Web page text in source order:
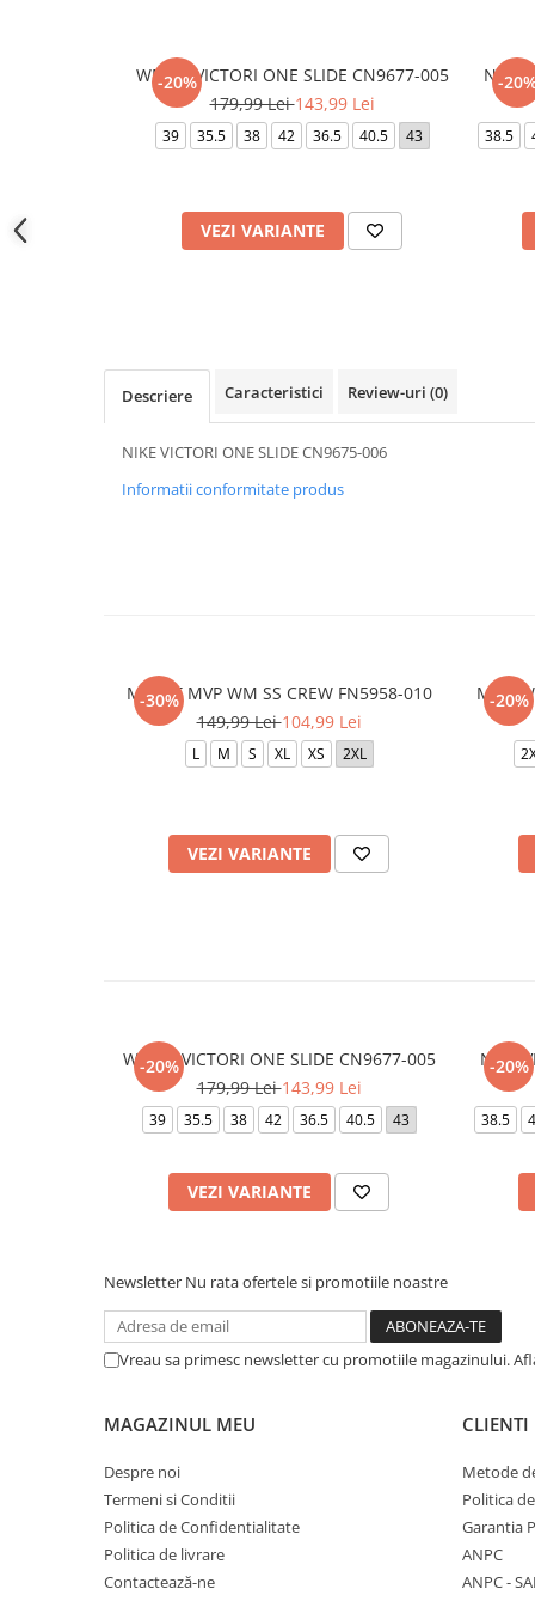
-20%
WMNS VICTORI ONE SLIDE CN9677-005
179,99 Lei143,99 Lei
39 35.5 38 42 36.5 40.5 43
VEZI VARIANTE
-
NIKE
38.5
Descriere Caracteristici Review-uri (0)
NIKE VICTORI ONE SLIDE CN9675-006
Informatii conformitate produs
-30%
M J FLT MVP WM SS CREW FN5958-010
149,99 Lei104,99 Lei
L M S XL XS 2XL
VEZI VARIANTE
-20%
M
-20%
WMNS VICTORI ONE SLIDE CN9677-005
179,99 Lei143,99 Lei
39 35.5 38 42 36.5 40.5 43
VEZI VARIANTE
-20%
NIKE
38.5
Newsletter Nu rata ofertele si promotiile noastre
Vreau sa primesc newsletter cu promotiile magazinului.
MAGAZINUL MEU
Despre noi
Termeni si Conditii
Politica de Confidentialitate
Politica de livrare
Contactează-ne
CLIENTI
Metode
Politica
Garantia
ANPC
ANPC -